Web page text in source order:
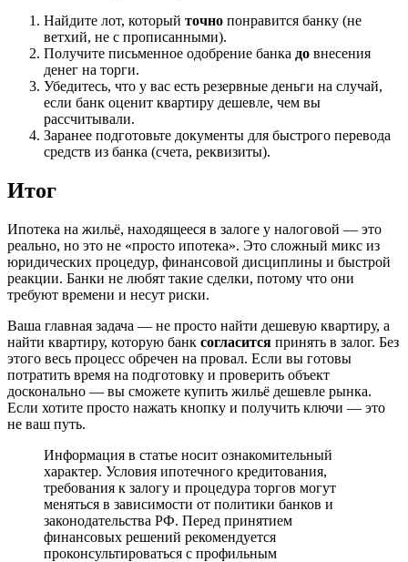
Найдите лот, который точно понравится банку (не
ветхий, не с прописанными).
Получите письменное одобрение банка до внесения
денег на торги.
Убедитесь, что у вас есть резервные деньги на случай,
если банк оценит квартиру дешевле, чем вы
рассчитывали.
Заранее подготовьте документы для быстрого перевода
средств из банка (счета, реквизиты).
Итог
Ипотека на жильё, находящееся в залоге у налоговой — это
реально, но это не «просто ипотека». Это сложный микс из
юридических процедур, финансовой дисциплины и быстрой
реакции. Банки не любят такие сделки, потому что они
требуют времени и несут риски.
Ваша главная задача — не просто найти дешевую квартиру, а
найти квартиру, которую банк согласится принять в залог. Без
этого весь процесс обречен на провал. Если вы готовы
потратить время на подготовку и проверить объект
досконально — вы сможете купить жильё дешевле рынка.
Если хотите просто нажать кнопку и получить ключи — это
не ваш путь.
Информация в статье носит ознакомительный
характер. Условия ипотечного кредитования,
требования к залогу и процедура торгов могут
меняться в зависимости от политики банков и
законодательства РФ. Перед принятием
финансовых решений рекомендуется
проконсультироваться с профильным